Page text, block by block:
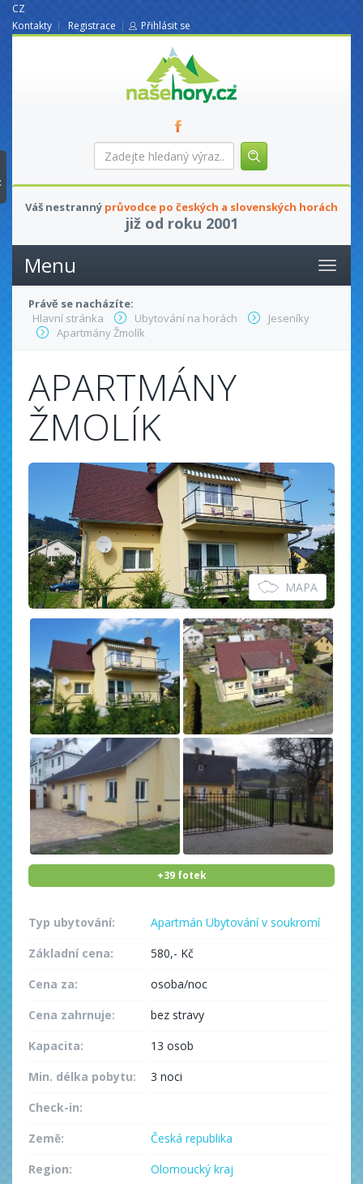
CZ
Kontakty
Registrace Přihlásit se
nasehory.cz
Zadejte
hledaný
Váš nestranný průvodce po českých a slovenských horách
již od roku 2001
Menu
Právě se nacházíte:
Hlavní stránka
Ubytování na horách
Jeseníky
Apartmány Žmolík
APARTMÁNY
ŽMOLÍK
MAPA
+39 fotek
Typ ubytování: Apartmán Ubytování v soukromí
Základní cena:
580,- Kč
Cena za:
osoba/noc
Cena zahrnuje:
bez stravy
Kapacita:
13 osob
Min. délka pobytu:
3 noci
Check-in:
Země:
Česká republika
Region:
Olomoucký kraj